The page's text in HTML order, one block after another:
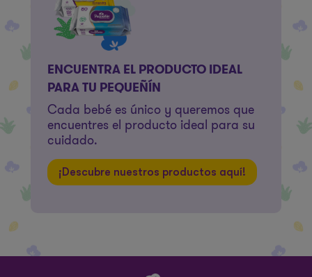
ENCUENTRA EL PRODUCTO IDEAL
PARA TU PEQUEÑÍN
Cada bebé es único y queremos que
encuentres el producto ideal para su
cuidado.
¡Descubre nuestros productos aquí!